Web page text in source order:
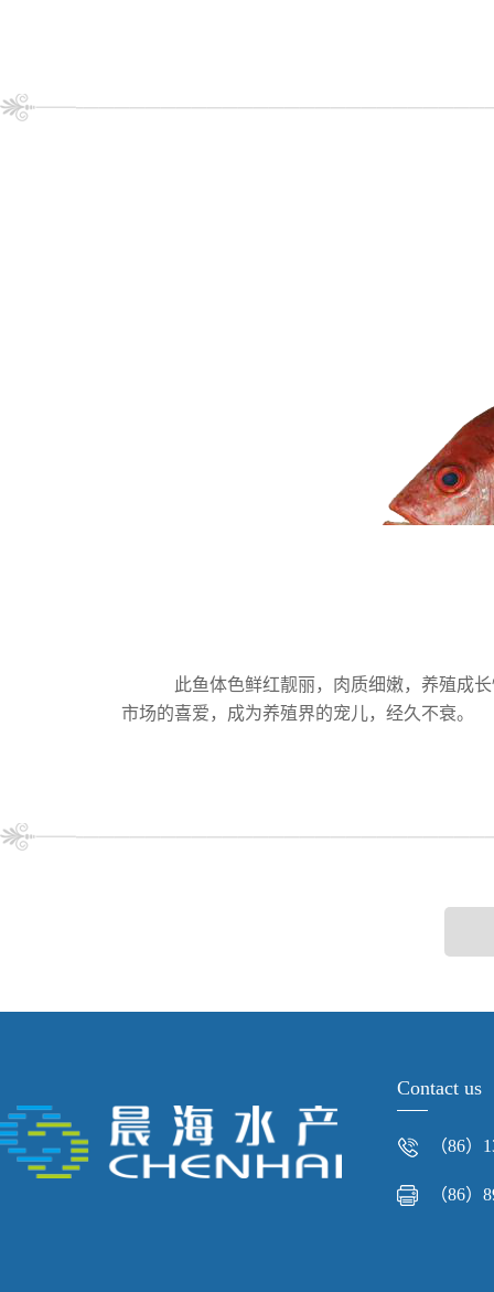
此鱼体色鲜红靓丽，肉质细嫩，养殖成
市场的喜爱，成为养殖界的宠儿，经久不衰。
Contact us
（86）
（86）